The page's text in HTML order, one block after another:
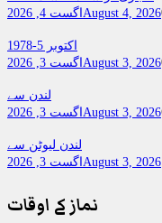
اگست 4, 2026 August 4, 2026
اکتوبر 5-1978
اگست 3, 2026 August 3, 2026
لندن سے
اگست 3, 2026 August 3, 2026
لندن لیوٹن سے
اگست 3, 2026 August 3, 2026
نماز کے اوقات